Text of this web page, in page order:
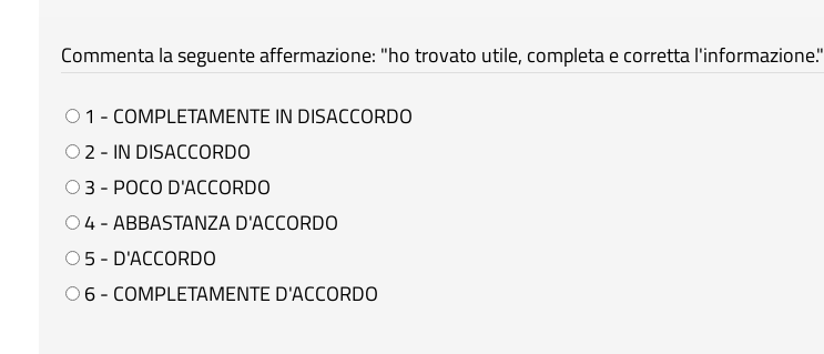
Commenta la seguente affermazione: "ho trovato utile, completa e corretta l'informazione."
1 - COMPLETAMENTE IN DISACCORDO
2 - IN DISACCORDO
3 - POCO D'ACCORDO
4 - ABBASTANZA D'ACCORDO
5 - D'ACCORDO
6 - COMPLETAMENTE D'ACCORDO